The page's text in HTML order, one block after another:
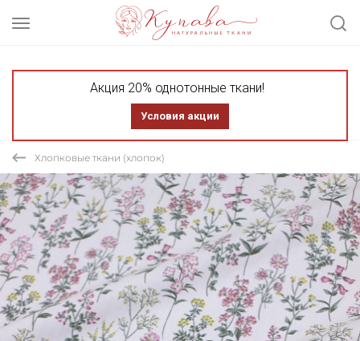
Акция 20% однотонные ткани!
Условия акции
Хлопковые ткани (хлопок)